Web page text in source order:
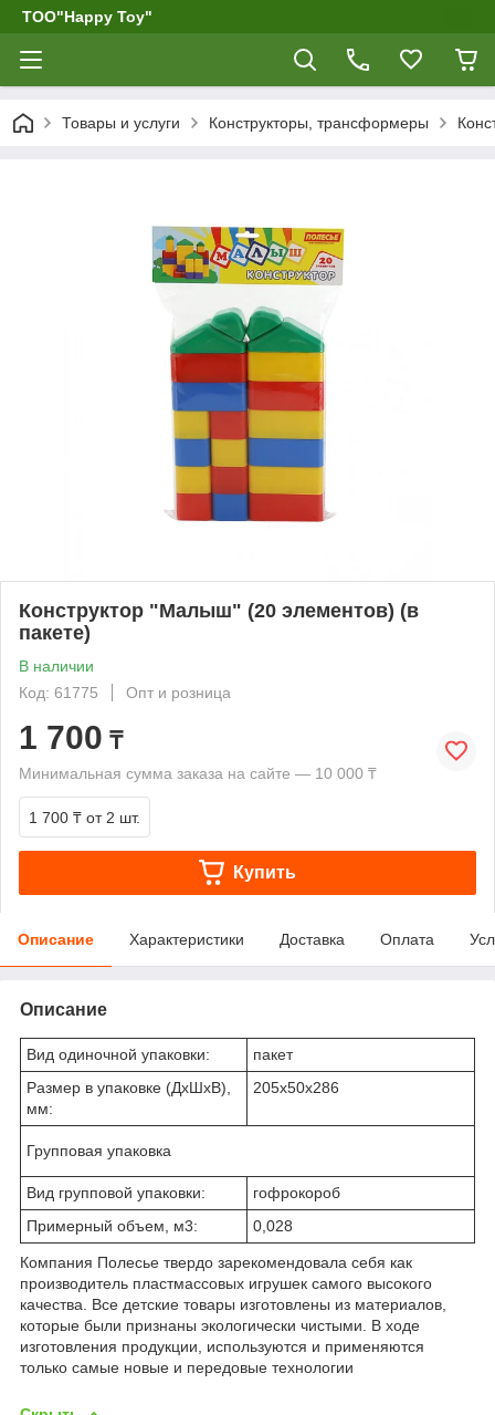
ТОО"Happy Toy"
Товары и услуги Конструкторы, трансформеры
Конструктор "Малыш" (20 элементов) (в
пакете)
В наличии
Код: 61775
Опт и розница
1 700 ₸
Минимальная сумма заказа на сайте — 10 000 ₸
1 700 ₸ от 2 шт.
Купить
Описание Характеристики Доставка Оплата
Описание
Вид одиночной упаковки:
пакет
Размер в упаковке (ДхШхВ),
мм:
205х50х286
Групповая упаковка
Вид групповой упаковки:
гофрокороб
Примерный объем, м3:
0,028
Компания Полесье твердо зарекомендовала себя как
производитель пластмассовых игрушек самого высокого
качества. Все детские товары изготовлены из материалов,
которые были признаны экологически чистыми. В ходе
изготовления продукции, используются и применяются
только самые новые и передовые технологии